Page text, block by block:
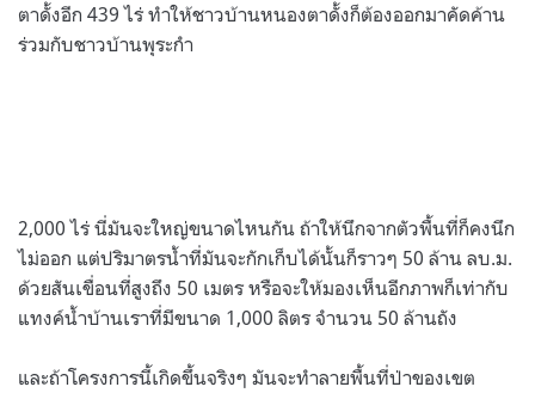
ตาดั้งอีก 439 ไร่ ทำให้ชาวบ้านหนองตาดั้งก็ต้องออกมาคัดค้าน
ร่วมกับชาวบ้านพุระกำ
2,000 ไร่ นี่มันจะใหญ่ขนาดไหนกัน ถ้าให้นึกจากตัวพื้นที่ก็คงนึก
ไม่ออก แต่ปริมาตรน้ำที่มันจะกักเก็บได้นั้นก็ราวๆ 50 ล้าน ลบ.ม.
ด้วยสันเขื่อนที่สูงถึง 50 เมตร หรือจะให้มองเห็นอีกภาพก็เท่ากับ
แทงค์น้ำบ้านเราที่มีขนาด 1,000 ลิตร จำนวน 50 ล้านถัง
และถ้าโครงการนี้เกิดขึ้นจริงๆ มันจะทำลายพื้นที่ป่าของเขต